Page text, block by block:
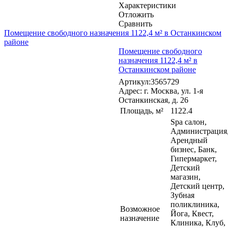
Характеристики
Отложить
Сравнить
Помещение свободного назначения 1122,4 м² в Останкинском
районе
Помещение свободного
назначения 1122,4 м² в
Останкинском районе
Артикул:3565729
Адрес: г. Москва, ул. 1-я
Останкинская, д. 26
Площадь, м²
1122.4
Возможное
назначение
Spa салон,
Арендный
бизнес, Банк,
Гипермаркет,
Детский
магазин,
Детский центр,
Зубная
поликлиника,
Йога, Квест,
Клиника, Клуб,